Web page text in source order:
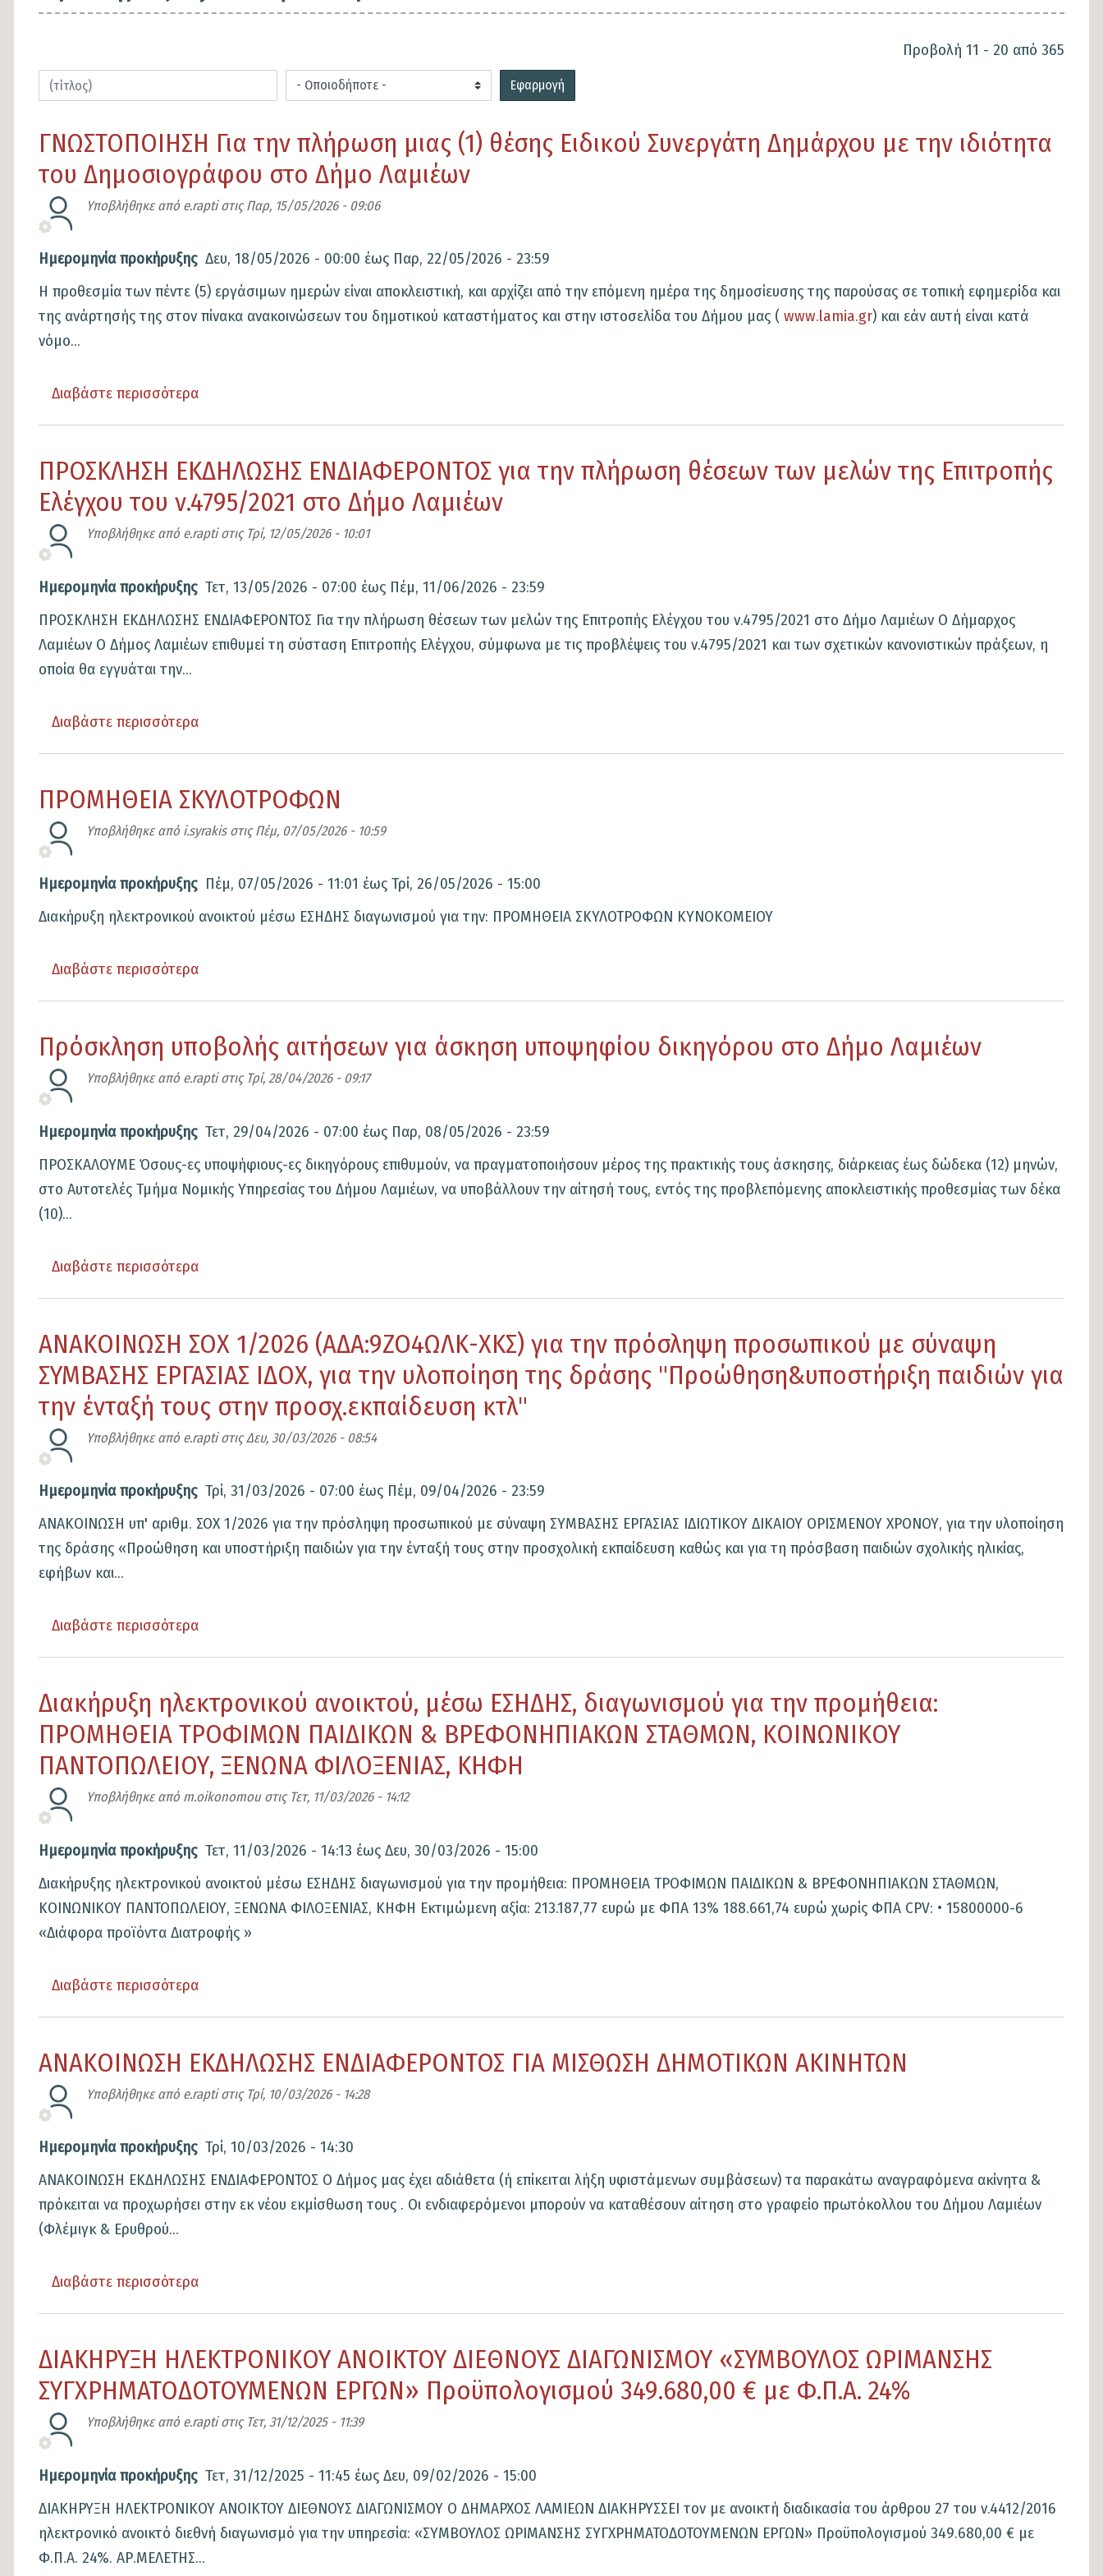
Προβολή 11 - 20 από 365
Εφαρμογή
ΓΝΩΣΤΟΠΟΙΗΣΗ Για την πλήρωση μιας (1) θέσης Ειδικού Συνεργάτη Δημάρχου με την ιδιότητα
του Δημοσιογράφου στο Δήμο Λαμιέων
Υποβλήθηκε από e.raptiστιςΠαρ, 15/05/2026 - 09:06
Ημερομηνία προκήρυξης Δευ, 18/05/2026 - 00:00 έως Παρ, 22/05/2026 - 23:59
Η προθεσμία των πέντε (5) εργάσιμων ημερών είναι αποκλειστική, και αρχίζει από την επόμενη ημέρα της δημοσίευσης της παρούσας σε τοπική εφημερίδα και
της ανάρτησής της στον πίνακα ανακοινώσεων του δημοτικού καταστήματος και στην ιστοσελίδα του Δήμου μας ( www.lamia.gr) και εάν αυτή είναι κατά
νόμο...
Διαβάστε περισσότερα
Για
την
πλήρωση
μιας
θέσης
Ειδικού
Συνεργάτη
Δημοσιογράφου
στο
Δήμο
ΠΡΟΣΚΛΗΣΗ ΕΚΔΗΛΩΣΗΣ ΕΝΔΙΑΦΕΡΟΝΤΟΣ για την πλήρωση θέσεων των μελών της Επιτροπής
Ελέγχου του ν.4795/2021 στο Δήμο Λαμιέων
Υποβλήθηκε από e.raptiστις Τρί, 12/05/2026 - 10:01
Ημερομηνία προκήρυξης Τετ, 13/05/2026 - 07:00 έως Πέμ, 11/06/2026 - 23:59
ΠΡΟΣΚΛΗΣΗ ΕΚΔΗΛΩΣΗΣ ΕΝΔΙΑΦΕΡΟΝΤΟΣ Για την πλήρωση θέσεων των μελών της Επιτροπής Ελέγχου του ν.4795/2021 στο Δήμο Λαμιέων Ο Δήμαρχος
Λαμιέων Ο Δήμος Λαμιέων επιθυμεί τη σύσταση Επιτροπής Ελέγχου, σύμφωνα με τις προβλέψεις του ν.4795/2021 και των σχετικών κανονιστικών πράξεων, η
οποία θα εγγυάται την...
Διαβάστε περισσότερα
ΕΚΔΗΛΩΣΗΣ
ΕΝΔΙΑΦΕΡΟΝΤΟΣ
πλήρωση
θέσεων
Ελέγχου
του
ν.4795/2021
Δήμο
Λαμιέων
ΠΡΟΜΗΘΕΙΑ ΣΚΥΛΟΤΡΟΦΩΝ
Υποβλήθηκε από i.syrakisστιςΠέμ, 07/05/2026 - 10:59
Ημερομηνία προκήρυξης Πέμ, 07/05/2026 - 11:01 έως Τρί, 26/05/2026 - 15:00
Διακήρυξη ηλεκτρονικού ανοικτού μέσω ΕΣΗΔΗΣ διαγωνισμού για την: ΠΡΟΜΗΘΕΙΑ ΣΚΥΛΟΤΡΟΦΩΝ ΚΥΝΟΚΟΜΕΙΟΥ
Διαβάστε περισσότερα
ΣΚΥΛΟΤΡΟΦΩΝ
Πρόσκληση υποβολής αιτήσεων για άσκηση υποψηφίου δικηγόρου στο Δήμο Λαμιέων
Υποβλήθηκε από e.raptiστις Τρί, 28/04/2026 - 09:17
Ημερομηνία προκήρυξης Τετ, 29/04/2026 - 07:00 έως Παρ, 08/05/2026 - 23:59
ΠΡΟΣΚΑΛΟΥΜΕ Όσους-ες υποψήφιους-ες δικηγόρους επιθυμούν, να πραγματοποιήσουν μέρος της πρακτικής τους άσκησης, διάρκειας έως δώδεκα (12) μηνών,
στο Αυτοτελές Τμήμα Νομικής Υπηρεσίας του Δήμου Λαμιέων, να υποβάλλουν την αίτησή τους, εντός της προβλεπόμενης αποκλειστικής προθεσμίας των δέκα
(10)...
Διαβάστε περισσότερα
υποβολής
αιτήσεων
για
άσκηση
υποψηφίου
στο
ΑΝΑΚΟΙΝΩΣΗ ΣΟΧ 1/2026 (ΑΔΑ:9ΖΟ4ΩΛΚ-ΧΚΣ) για την πρόσληψη προσωπικού με σύναψη
ΣΥΜΒΑΣΗΣ ΕΡΓΑΣΙΑΣ ΙΔΟΧ, για την υλοποίηση της δράσης "Προώθηση&υποστήριξη παιδιών για
την ένταξή τους στην προσχ.εκπαίδευση κτλ"
Υποβλήθηκε από e.raptiστιςΔευ, 30/03/2026 - 08:54
Ημερομηνία προκήρυξης Τρί, 31/03/2026 - 07:00 έως Πέμ, 09/04/2026 - 23:59
ΑΝΑΚΟΙΝΩΣΗ υπ' αριθμ. ΣΟΧ 1/2026 για την πρόσληψη προσωπικού με σύναψη ΣΥΜΒΑΣΗΣ ΕΡΓΑΣΙΑΣ ΙΔΙΩΤΙΚΟΥ ΔΙΚΑΙΟΥ ΟΡΙΣΜΕΝΟΥ ΧΡΟΝΟΥ, για την υλοποίηση
της δράσης «Προώθηση και υποστήριξη παιδιών για την ένταξή τους στην προσχολική εκπαίδευση καθώς και για τη πρόσβαση παιδιών σχολικής ηλικίας,
εφήβων και...
Διαβάστε περισσότερα
ΣΟΧ
1/2026
(ΑΔΑ:9ΖΟ4ΩΛΚ-
ΧΚΣ)
για
πρόσληψη
προσωπικού
σύναψη
ΣΥΜΒΑΣΗΣ
για
υλοποίηση
της
"Προώθηση&υποστήριξη
προσχ.εκπαίδευση
Διακήρυξη ηλεκτρονικού ανοικτού, μέσω ΕΣΗΔΗΣ, διαγωνισμού για την προμήθεια:
ΠΡΟΜΗΘΕΙΑ ΤΡΟΦΙΜΩΝ ΠΑΙΔΙΚΩΝ & ΒΡΕΦΟΝΗΠΙΑΚΩΝ ΣΤΑΘΜΩΝ, ΚΟΙΝΩΝΙΚΟΥ
ΠΑΝΤΟΠΩΛΕΙΟΥ, ΞΕΝΩΝΑ ΦΙΛΟΞΕΝΙΑΣ, KΗΦΗ
Υποβλήθηκε από m.oikonomouστις Τετ, 11/03/2026 - 14:12
Ημερομηνία προκήρυξης Τετ, 11/03/2026 - 14:13 έως Δευ, 30/03/2026 - 15:00
Διακήρυξης ηλεκτρονικού ανοικτού μέσω ΕΣΗΔΗΣ διαγωνισμού για την προμήθεια: ΠΡΟΜΗΘΕΙΑ ΤΡΟΦΙΜΩΝ ΠΑΙΔΙΚΩΝ & ΒΡΕΦΟΝΗΠΙΑΚΩΝ ΣΤΑΘΜΩΝ,
ΚΟΙΝΩΝΙΚΟΥ ΠΑΝΤΟΠΩΛΕΙΟΥ, ΞΕΝΩΝΑ ΦΙΛΟΞΕΝΙΑΣ, KΗΦΗ Εκτιμώμενη αξία: 213.187,77 ευρώ με ΦΠΑ 13% 188.661,74 ευρώ χωρίς ΦΠΑ CPV: • 15800000-6
«Διάφορα προϊόντα Διατροφής »
Διαβάστε περισσότερα
ηλεκτρονικού
ανοικτού,
μέσω
διαγωνισμού
για
την
ΒΡΕΦΟΝΗΠΙΑΚΩΝ
ΣΤΑΘΜΩΝ,
ΚΟΙΝΩΝΙΚΟΥ
ΠΑΝΤΟΠΩΛΕΙΟΥ,
ΦΙΛΟΞΕΝΙΑΣ,
KΗΦΗ
ΑΝΑΚΟΙΝΩΣΗ ΕΚΔΗΛΩΣΗΣ ΕΝΔΙΑΦΕΡΟΝΤΟΣ ΓΙΑ ΜΙΣΘΩΣΗ ΔΗΜΟΤΙΚΩΝ ΑΚΙΝΗΤΩΝ
Υποβλήθηκε από e.raptiστις Τρί, 10/03/2026 - 14:28
Ημερομηνία προκήρυξης Τρί, 10/03/2026 - 14:30
ΑΝΑΚΟΙΝΩΣΗ ΕΚΔΗΛΩΣΗΣ ΕΝΔΙΑΦΕΡΟΝΤΟΣ Ο Δήμος μας έχει αδιάθετα (ή επίκειται λήξη υφιστάμενων συμβάσεων) τα παρακάτω αναγραφόμενα ακίνητα &
πρόκειται να προχωρήσει στην εκ νέου εκμίσθωση τους . Οι ενδιαφερόμενοι μπορούν να καταθέσουν αίτηση στο γραφείο πρωτόκολλου του Δήμου Λαμιέων
(Φλέμιγκ & Ερυθρού...
Διαβάστε περισσότερα
ΕΚΔΗΛΩΣΗΣ
ΕΝΔΙΑΦΕΡΟΝΤΟΣ
ΓΙΑ
ΜΙΣΘΩΣΗ
ΑΚΙΝΗΤΩΝ
ΔΙΑΚΗΡΥΞΗ ΗΛΕΚΤΡΟΝΙΚΟΥ ΑΝΟΙΚΤΟΥ ΔΙΕΘΝΟΥΣ ΔΙΑΓΩΝΙΣΜΟΥ «ΣΥΜΒΟΥΛΟΣ ΩΡΙΜΑΝΣΗΣ
ΣΥΓΧΡΗΜΑΤΟΔΟΤΟΥΜΕΝΩΝ ΕΡΓΩΝ» Προϋπολογισμού 349.680,00 € με Φ.Π.Α. 24%
Υποβλήθηκε από e.raptiστις Τετ, 31/12/2025 - 11:39
Ημερομηνία προκήρυξης Τετ, 31/12/2025 - 11:45 έως Δευ, 09/02/2026 - 15:00
ΔΙΑΚΗΡΥΞΗ ΗΛΕΚΤΡΟΝΙΚΟΥ ΑΝΟΙΚΤΟΥ ΔΙΕΘΝΟΥΣ ΔΙΑΓΩΝΙΣΜΟΥ Ο ΔΗΜΑΡΧΟΣ ΛΑΜΙΕΩΝ ΔΙΑΚΗΡΥΣΣΕΙ τον με ανοικτή διαδικασία του άρθρου 27 του ν.4412/2016
ηλεκτρονικό ανοικτό διεθνή διαγωνισμό για την υπηρεσία: «ΣΥΜΒΟΥΛΟΣ ΩΡΙΜΑΝΣΗΣ ΣΥΓΧΡΗΜΑΤΟΔΟΤΟΥΜΕΝΩΝ ΕΡΓΩΝ» Προϋπολογισμού 349.680,00 € με
Φ.Π.Α. 24%. ΑΡ.ΜΕΛΕΤΗΣ...